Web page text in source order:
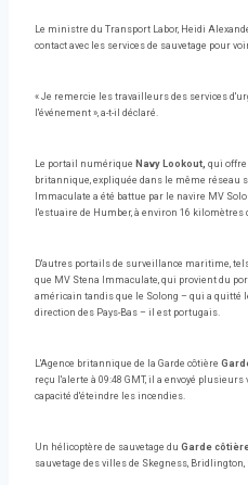
Le ministre du Transport Labor, Heidi
contact avec les services de sauvetage pour
« Je remercie les travailleurs des services
l'événement », a-t-il déclaré.
Le portail numérique Navy Lookout, qui offre
britannique, expliquée dans le même réseau
Immaculate a été battue par le navire MV
l'estuaire de Humber, à environ 16 kilomètres
D'autres portails de surveillance maritime,
que MV Stena Immaculate, qui provient du
américain tandis que le Solong – qui a quitté
direction des Pays-Bas – il est portugais.
L'Agence britannique de la Garde côtière
reçu l'alerte à 09:48 GMT, il a envoyé
capacité d'éteindre les incendies.
Un hélicoptère de sauvetage du Garde
sauvetage des villes de Skegness,